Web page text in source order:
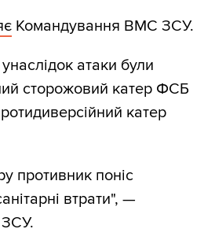
Командування ВМС ЗСУ.
атаки були
сторожовий катер ФСБ
катер
противник поніс
втрати", —